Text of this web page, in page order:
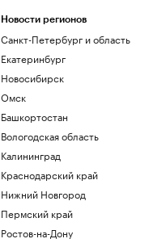
Новости регионов
Санкт-Петербург и область
Екатеринбург
Новосибирск
Омск
Башкортостан
Вологодская область
Калининград
Краснодарский край
Нижний Новгород
Пермский край
Ростов-на-Дону